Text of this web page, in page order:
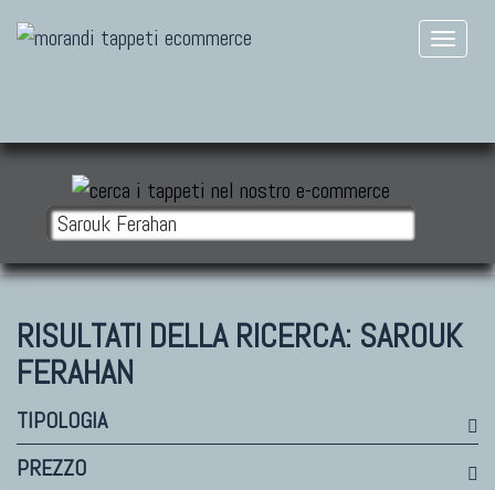
RISULTATI DELLA RICERCA: SAROUK
FERAHAN
TIPOLOGIA
PREZZO